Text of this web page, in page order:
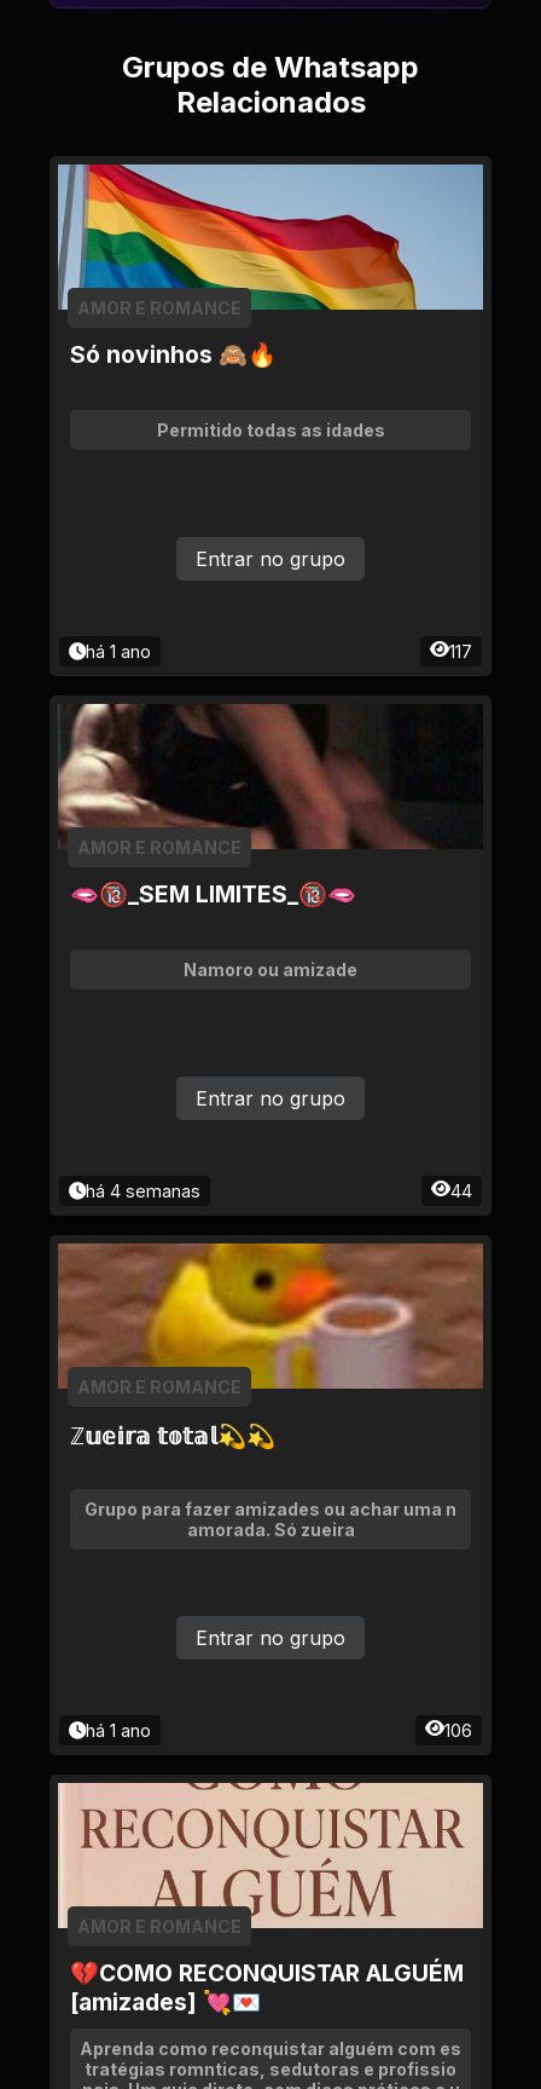
Grupos de Whatsapp
Relacionados
Só novinhos 🙈🔥
AMOR E ROMANCE
Permitido todas as idades
há 1 ano 117
Entrar no grupo
🫦🔞_SEM LIMITES_🔞🫦
AMOR E ROMANCE
Namoro ou amizade
há 4 semanas 44
Entrar no grupo
ℤ𝕦𝕖𝕚𝕣𝕒 𝕥𝕠𝕥𝕒𝕝💫💫
AMOR E ROMANCE
Grupo para fazer amizades ou achar uma n
amorada. Só zueira
há 1 ano 106
Entrar no grupo
💔COMO RECONQUISTAR ALGUÉM
[amizades] 💘💌
AMOR E ROMANCE
Aprenda como reconquistar alguém com es
tratégias romnticas, sedutoras e profissio